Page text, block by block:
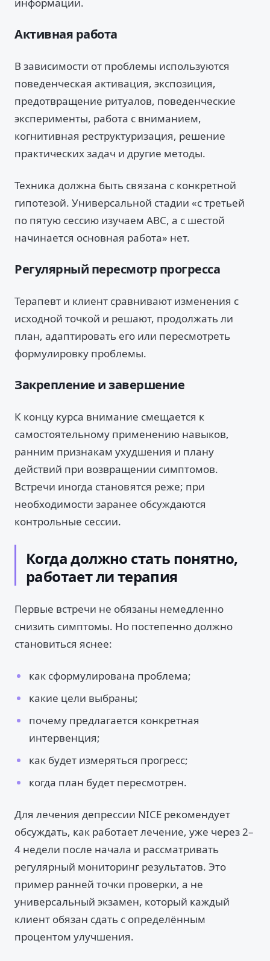
Активная работа
В зависимости от проблемы используются
поведенческая активация, экспозиция,
предотвращение ритуалов, поведенческие
эксперименты, работа с вниманием,
когнитивная реструктуризация, решение
практических задач и другие методы.
Техника должна быть связана с конкретной
гипотезой. Универсальной стадии «с третьей
по пятую сессию изучаем ABC, а с шестой
начинается основная работа» нет.
Регулярный пересмотр прогресса
Терапевт и клиент сравнивают изменения с
исходной точкой и решают, продолжать ли
план, адаптировать его или пересмотреть
формулировку проблемы.
Закрепление и завершение
К концу курса внимание смещается к
самостоятельному применению навыков,
ранним признакам ухудшения и плану
действий при возвращении симптомов.
Встречи иногда становятся реже; при
необходимости заранее обсуждаются
контрольные сессии.
Когда должно стать понятно,
работает ли терапия
Первые встречи не обязаны немедленно
снизить симптомы. Но постепенно должно
становиться яснее:
как сформулирована проблема;
какие цели выбраны;
почему предлагается конкретная
интервенция;
как будет измеряться прогресс;
когда план будет пересмотрен.
Для лечения депрессии NICE рекомендует
обсуждать, как работает лечение, уже через 2–
4 недели после начала и рассматривать
регулярный мониторинг результатов. Это
пример ранней точки проверки, а не
универсальный экзамен, который каждый
клиент обязан сдать с определённым
процентом улучшения.